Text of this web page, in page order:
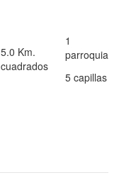
5.0 Km.
cuadrados
1
parroquia
5 capillas